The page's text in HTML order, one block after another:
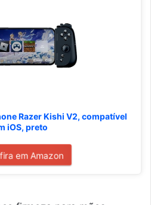
Razer Kishi V2, compatível
iOS, preto
em Amazon